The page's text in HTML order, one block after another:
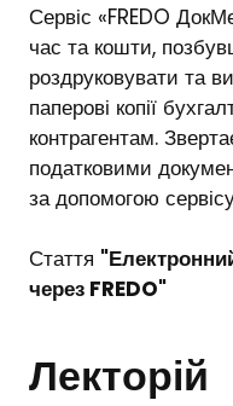
Сервіс «FREDO
час та кошти,
роздруковувати та
паперові копії
контрагентам.
податковими
за допомогою сервісу
Стаття "
через FREDO"
Лекторій